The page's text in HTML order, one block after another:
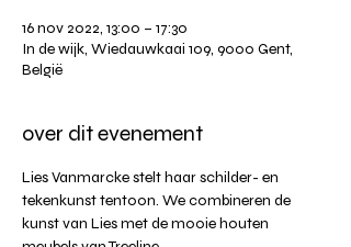
16 nov 2022, 13:00 – 17:30
In de wijk, Wiedauwkaai 109, 9000 Gent,
België
over dit evenement
Lies Vanmarcke stelt haar schilder- en
tekenkunst tentoon. We combineren de
kunst van Lies met de mooie houten